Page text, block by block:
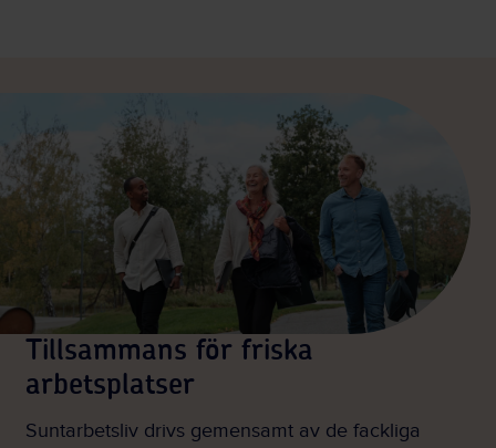
Tillsammans för friska
arbetsplatser
Suntarbetsliv drivs gemensamt av de fackliga